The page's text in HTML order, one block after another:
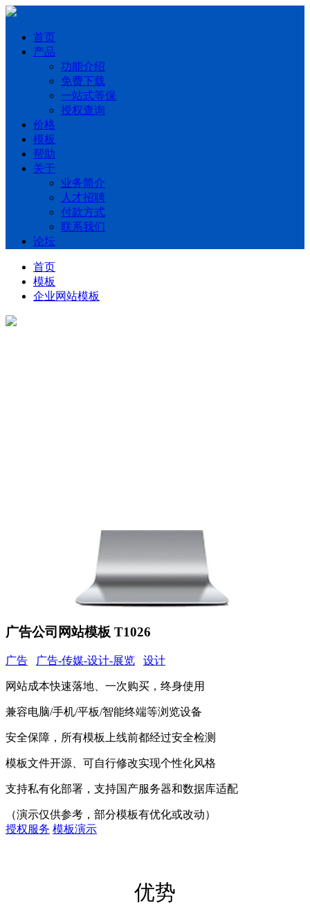
首页
产品
功能介绍
免费下载
一站式等保
授权查询
价格
模板
帮助
关于
业务简介
人才招聘
付款方式
联系我们
论坛
首页
模板
企业网站模板
广告公司网站模板 T1026
广告 广告-传媒-设计-展览 设计
网站成本快速落地、一次购买，终身使用
兼容电脑/手机/平板/智能终端等浏览设备
安全保障，所有模板上线前都经过安全检测
模板文件开源、可自行修改实现个性化风格
支持私有化部署，支持国产服务器和数据库适配
（演示仅供参考，部分模板有优化或改动）
授权服务 模板演示
优势